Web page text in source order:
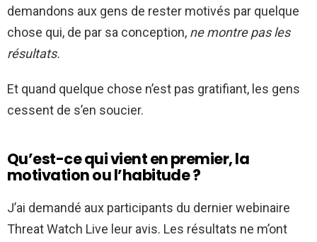
demandons aux gens de rester motivés par quelque
chose qui, de par sa conception, ne montre pas les
résultats.
Et quand quelque chose n’est pas gratifiant, les gens
cessent de s’en soucier.
Qu’est-ce qui vient en premier, la
motivation ou l’habitude ?
J’ai demandé aux participants du dernier webinaire
Threat Watch Live leur avis. Les résultats ne m’ont